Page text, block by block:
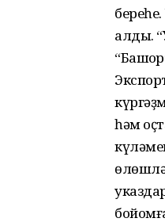
алды.
һәм